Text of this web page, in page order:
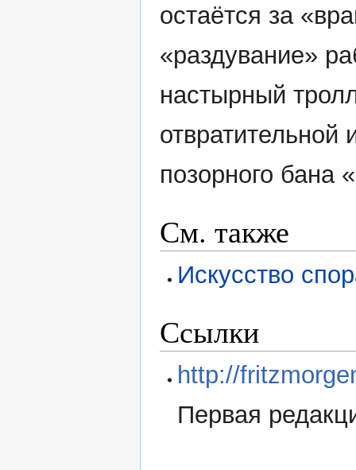
остаётся за
«раздувание»
настырный
позорного бана
См. также
Искусство
Ссылки
http://
Первая